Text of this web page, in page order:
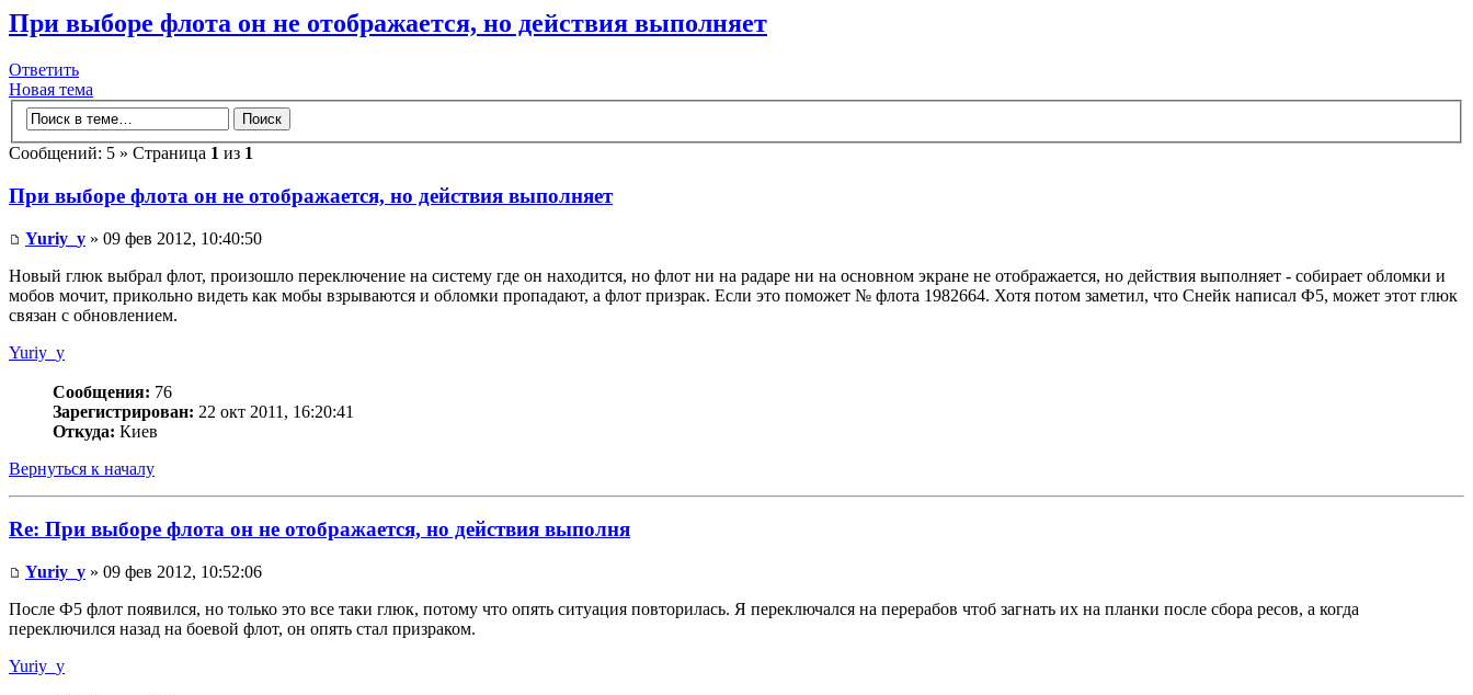
При выборе флота он не отображается, но действия выполняет
Ответить
Новая тема
Сообщений: 5 » Страница 1 из 1
При выборе флота он не отображается, но действия выполняет
Yuriy_y » 09 фев 2012, 10:40:50
Новый глюк выбрал флот, произошло переключение на систему где он находится, но флот ни на радаре ни на основном экране не отображается, но действия выполняет - собирает обломки и
мобов мочит, прикольно видеть как мобы взрываются и обломки пропадают, а флот призрак. Если это поможет № флота 1982664. Хотя потом заметил, что Снейк написал Ф5, может этот глюк
связан с обновлением.
Yuriy_y
Сообщения: 76
Зарегистрирован: 22 окт 2011, 16:20:41
Откуда: Киев
Вернуться к началу
Re: При выборе флота он не отображается, но действия выполня
Yuriy_y » 09 фев 2012, 10:52:06
После Ф5 флот появился, но только это все таки глюк, потому что опять ситуация повторилась. Я переключался на перерабов чтоб загнать их на планки после сбора ресов, а когда
переключился назад на боевой флот, он опять стал призраком.
Yuriy_y